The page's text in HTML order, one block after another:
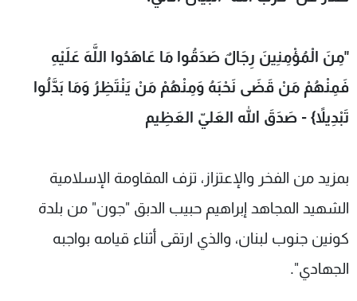
"مِنَ الْمُؤْمِنِينَ رِجَالٌ صَدَقُوا مَا عَاهَدُوا اللَّهَ عَلَيْهِ
فَمِنْهُمْ مَنْ قَضَى نَحْبَهُ وَمِنْهُمْ مَنْ يَنْتَظِرُ وَمَا بَدَّلُوا
تَبْدِيلاً} - صَدَقَ الله العَليّ العَظِيم
بمزيد من الفخر والإعتزاز، تزف المقاومة الإسلامية
الشهيد المجاهد إبراهيم حبيب الدبق "جون" من بلدة
كونين جنوب لبنان، والذي ارتقى أثناء قيامه بواجبه
الجهادي".
عن MTV
الإنـتـاج
لاعلاناتكم
وظائف
شروط الإسـتخدام